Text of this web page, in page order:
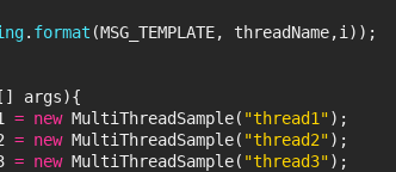
. format (MSG_TEMPLATE, threadName,i));
[] args){
= new MultiThreadSample( "thread1");
= new MultiThreadSample( "thread2");
= new MultiThreadSample( "thread3");